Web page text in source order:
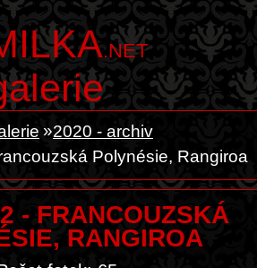
.NET
2020 - archiv
Polynésie, Rangiroa
- FRANCOUZSKÁ
RANGIROA